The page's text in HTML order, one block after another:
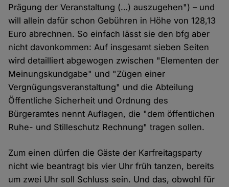
Prägung der Veranstaltung (…) auszugehen") – und
will allein dafür schon Gebühren in Höhe von 128,13
Euro abrechnen. So einfach lässt sie den bfg aber
nicht davonkommen: Auf insgesamt sieben Seiten
wird detailliert abgewogen zwischen "Elementen der
Meinungskundgabe" und "Zügen einer
Vergnügungsveranstaltung" und die Abteilung
Öffentliche Sicherheit und Ordnung des
Bürgeramtes nennt Auflagen, die "dem öffentlichen
Ruhe- und Stilleschutz Rechnung" tragen sollen.
Zum einen dürfen die Gäste der Karfreitagsparty
nicht wie beantragt bis vier Uhr früh tanzen, bereits
um zwei Uhr soll Schluss sein. Und das, obwohl für